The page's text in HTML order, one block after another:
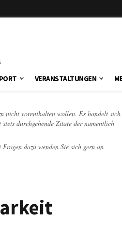
VERANSTALTUNGEN
nicht vorenthalten wollen. Es handelt sich
durchgehende Zitate der namentlich
dazu wenden Sie sich gern an